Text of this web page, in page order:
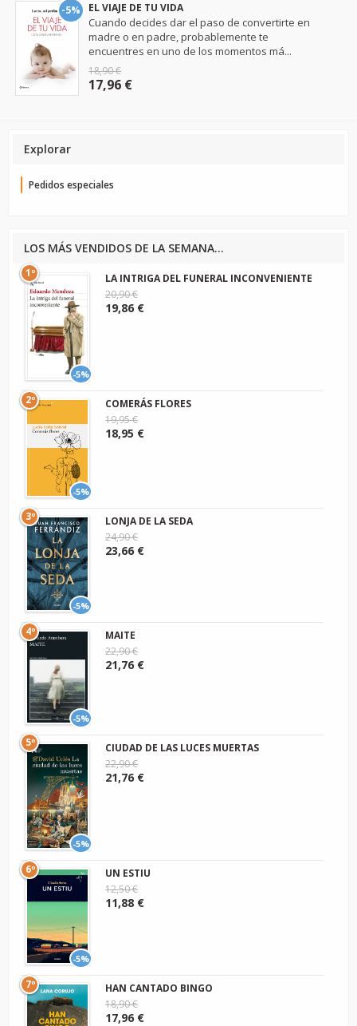
-5% EL VIAJE DE TU VIDA
Cuando decides dar el paso de convertirte en
madre o en padre, probablemente te
encuentres en uno de los momentos má...
18,90 €
17,96 €
Explorar
Pedidos especiales
LOS MÁS VENDIDOS DE LA SEMANA...
-5%
1º
LA INTRIGA DEL FUNERAL INCONVENIENTE
20,90 €
19,86 €
-5%
2º
COMERÁS FLORES
19,95 €
18,95 €
-5%
3º
LONJA DE LA SEDA
24,90 €
23,66 €
-5%
4º
MAITE
22,90 €
21,76 €
-5%
5º
CIUDAD DE LAS LUCES MUERTAS
22,90 €
21,76 €
-5%
6º
UN ESTIU
12,50 €
11,88 €
7º
HAN CANTADO BINGO
18,90 €
17,96 €